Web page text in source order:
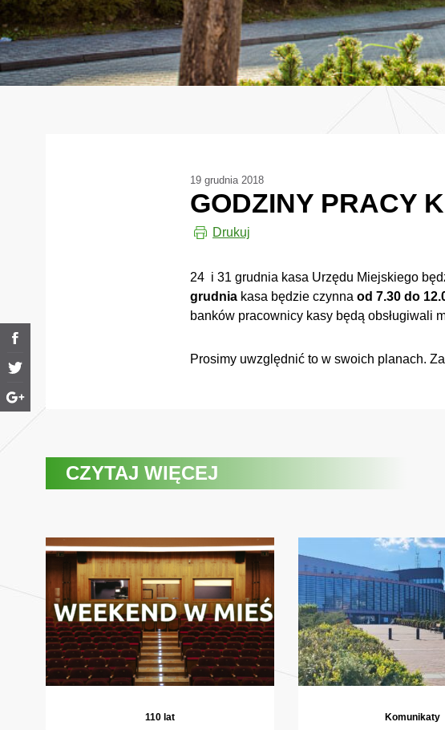
19 grudnia 2018
GODZINY PRACY
Drukuj
24 i 31 grudnia kasa Urzędu Miejskiego
grudnia kasa będzie czynna od 7.30 do
banków pracownicy kasy będą obsługiwali
Prosimy uwzględnić to w swoich planach.
CZYTAJ WIĘCEJ
110 lat Komunikaty